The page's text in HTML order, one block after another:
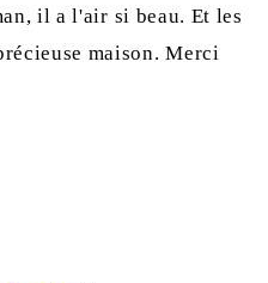
il a l'air si beau. Et les
maison. Merci